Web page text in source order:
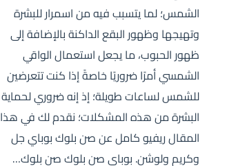
الشمس؛ لما يتسبب فيه من اسمرار للبشرة
وتهيجها وظهور البقع الداكنة بالإضافة إلى
ظهور الحبوب، ما يجعل استعمال الواقي
الشمسي أمرًا ضروريًا خاصةً إذا كنت تتعرضين
للشمس لساعات طويلة؛ إذ إنه ضروري لحماية
البشرة من هذه المشكلات؛ نقدم لك في هذا
المقال ريفيو كامل عن صن بلوك بوباي جل
وكريم ولوشن. بوباي صن بلوك صن بلوك…